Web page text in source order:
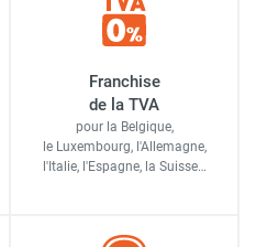
Franchise
de la TVA
pour la Belgique,
le Luxembourg, l'Allemagne,
l'Italie, l'Espagne, la Suisse…